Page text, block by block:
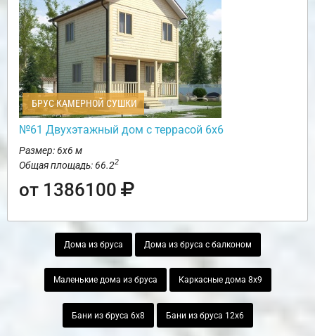
БРУС КАМЕРНОЙ СУШКИ
№61 Двухэтажный дом с террасой 6х6
Размер: 6х6 м
Общая площадь: 66.22
от 1386100
Дома из бруса Дома из бруса с балконом
Маленькие дома из бруса Каркасные дома 8х9
Бани из бруса 6х8 Бани из бруса 12х6